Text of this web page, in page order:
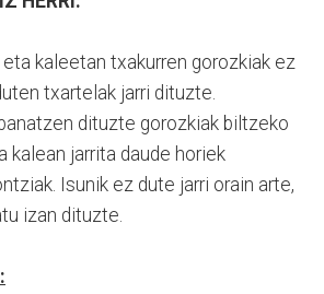
kaleetan txakurren gorozkiak ez
txartelak jarri dituzte.
dituzte gorozkiak biltzeko
kalean jarrita daude horiek
Isunik ez dute jarri orain arte,
izan dituzte.